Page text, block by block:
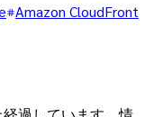
Amazon CloudFront